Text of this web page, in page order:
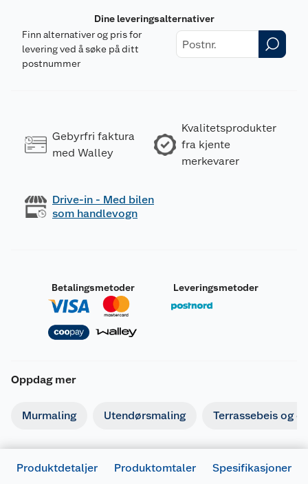
Dine leveringsalternativer
Finn alternativer og pris for
levering ved å søke på ditt
postnummer
Gebyrfri faktura
med Walley
Kvalitetsprodukter
fra kjente
merkevarer
Drive-in - Med bilen
som handlevogn
Betalingsmetoder Leveringsmetoder
Oppdag mer
Murmaling Utendørsmaling Terrassebeis og
Produktdetaljer Produktomtaler Spesifikasjoner
Fareutsagn
Gir alvorlig øyeirritasjon.
H411 Giftig, med langtidsvirkning, for liv i vann.